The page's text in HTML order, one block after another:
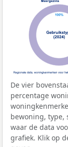
De vier
percentage
bewoning, type,
waar de data
grafiek. Klik op